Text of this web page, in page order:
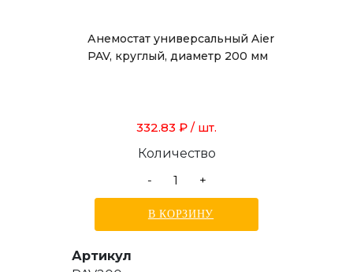
Анемостат универсальный Aier
PAV, круглый, диаметр 200 мм
332.83 ₽ / шт.
Количество
-
+
В КОРЗИНУ
Артикул